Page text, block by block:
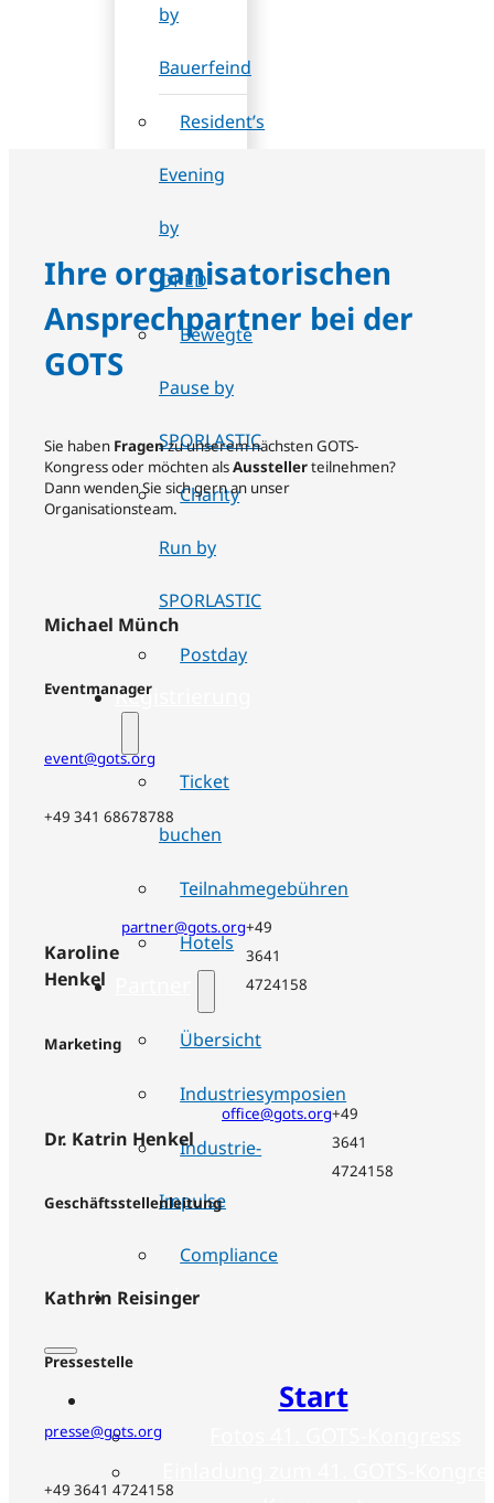
by
Bauerfeind
Resident’s
Evening
by
OPED
Bewegte
Pause by
SPORLASTIC
Charity
Run by
SPORLASTIC
Postday
Registrierung
Ticket
buchen
Teilnahmegebühren
Hotels
Übersicht
Industriesymposien
Industrie-
Impulse
Compliance
Kontakt
Start
Ihre organisatorischen
Ansprechpartner bei der
GOTS
Sie haben Fragenzu unserem nächsten GOTS-
Kongress oder möchten alsAusstellerteilnehmen?
Dann wenden Sie sich gern an unser
Organisationsteam.
Michael Münch
Eventmanager
event@gots.org
+49 341 68678788
Karoline
Henkel
Marketing
partner@gots.org+49
3641
4724158
Dr. Katrin Henkel
Geschäftsstellenleitung
office@gots.org+49
3641
4724158
Kathrin Reisinger
Pressestelle
presse@gots.org
+49 3641 4724158